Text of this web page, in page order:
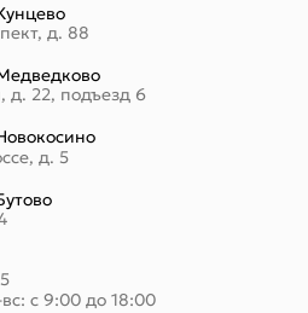
д. 88
д. 22, подъезд 6
д. 5
с 9:00 до 18:00